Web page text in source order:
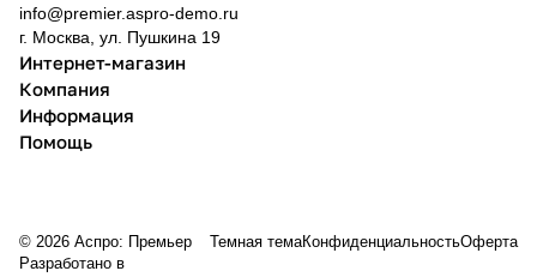
info@premier.aspro-demo.ru
г. Москва, ул. Пушкина 19
Интернет-магазин
Компания
Информация
Помощь
© 2026 Аспро: Премьер Темная темаКонфиденциальностьОферта
Разработано в